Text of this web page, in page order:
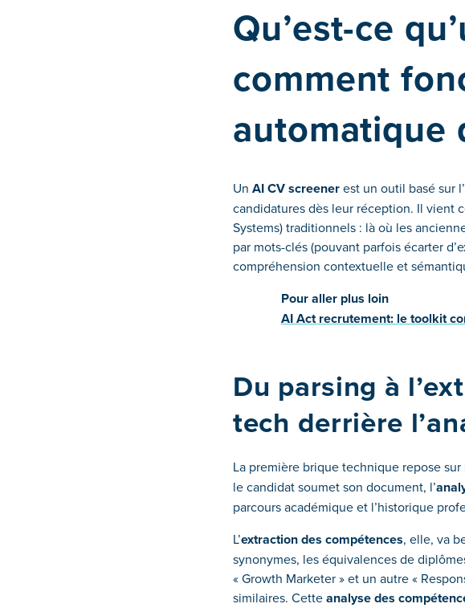
Qu’est-ce
comment
automatique
Un AI CV screenerest un outil basé sur
candidatures dès leur réception. Il vient
Systems) traditionnels : là où les
par mots-clés (pouvant parfois écarter
compréhension contextuelle et
Pour aller plus loin
AI Act recrutement: le toolkit
Du parsing à
tech derrière
La première brique technique repose sur
le candidat soumet son document, l’
parcours académique et l’historique
L’extraction des compétences, elle, va
synonymes, les équivalences de
« Growth Marketer » et un autre «
similaires. Cetteanalyse des